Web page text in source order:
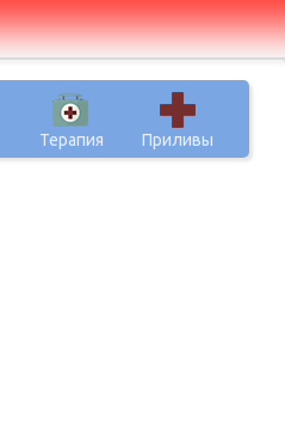
Терапия Приливы